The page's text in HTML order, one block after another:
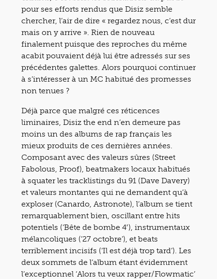
pour ses efforts rendus que Disiz semble
chercher, l’air de dire « regardez nous, c’est dur
mais on y arrive ». Rien de nouveau
finalement puisque des reproches du même
acabit pouvaient déjà lui être adressés sur ses
précédentes galettes. Alors pourquoi continuer
à s’intéresser à un MC habitué des promesses
non tenues ?
Déjà parce que malgré ces réticences
liminaires, Disiz the end n’en demeure pas
moins un des albums de rap français les
mieux produits de ces dernières années.
Composant avec des valeurs sûres (Street
Fabolous, Proof), beatmakers locaux habitués
à squater les tracklistings du 91 (Dave Davery)
et valeurs montantes qui ne demandent qu’à
exploser (Canardo, Astronote), l’album se tient
remarquablement bien, oscillant entre hits
potentiels (‘Bête de bombe 4′), instrumentaux
mélancoliques (’27 octobre’), et beats
terriblement incisifs (‘Il est déjà trop tard’). Les
deux sommets de l’album étant évidemment
l’exceptionnel ‘Alors tu veux rapper/Flowmatic’